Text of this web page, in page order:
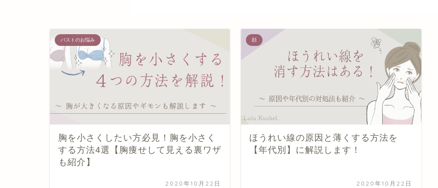
バストのお悩み
胸を小さくしたい方必見！胸を小さく
する方法4選【胸痩せして見える裏ワザ
も紹介】
2020年10月22日
顔
ほうれい線の原因と薄くする方法を
【年代別】に解説します！
2020年10月22日